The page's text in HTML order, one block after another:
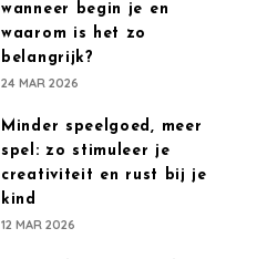
wanneer begin je en
waarom is het zo
belangrijk?
24 MAR 2026
Minder speelgoed, meer
spel: zo stimuleer je
creativiteit en rust bij je
kind
12 MAR 2026